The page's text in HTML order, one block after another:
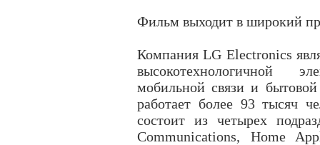
Фильм выходит в широкий
Компания LG Electronics
высокотехнологичной
мобильной связи и
работает более 93 тысяч
состоит из четырех
Communications, Home